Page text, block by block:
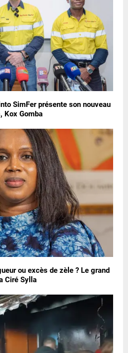
SimFer présente son nouveau
Kox Gomba
ou excès de zèle ? Le grand
Ciré Sylla